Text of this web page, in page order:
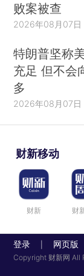
败案被查
2026年08月07日
特朗普坚称
充足 但不会
多
2026年08月07日
财新移动
财新 财
登录 网页版
Copyright 财新网 All